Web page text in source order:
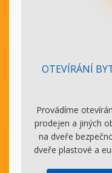
OTEVÍRÁNÍ
Provádíme
prodejen a jiných
na dveře
dveře plastové a